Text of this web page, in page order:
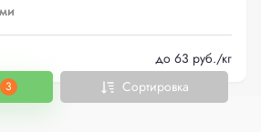
до 63 руб./кг
3 Сортировка